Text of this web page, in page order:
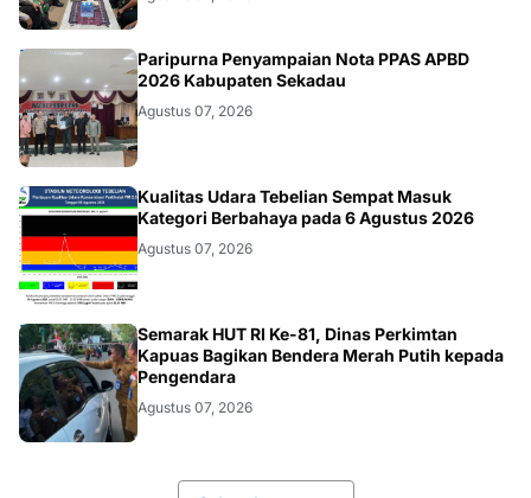
DAERAH
Paripurna Penyampaian Nota PPAS APBD
2026 Kabupaten Sekadau
Agustus 07, 2026
KALBAR
Kualitas Udara Tebelian Sempat Masuk
Kategori Berbahaya pada 6 Agustus 2026
Agustus 07, 2026
DAERAH
Semarak HUT RI Ke-81, Dinas Perkimtan
Kapuas Bagikan Bendera Merah Putih kepada
Pengendara
Agustus 07, 2026